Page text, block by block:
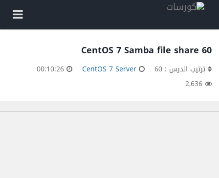
60 CentOS 7 Samba file share
ترتيب الدرس : 60 CentOS 7 Server